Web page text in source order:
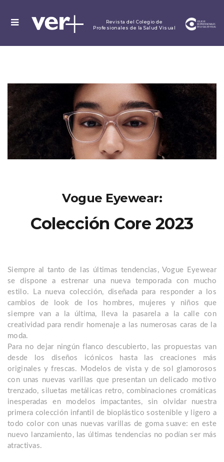
MENU
Revista del Colegio de
Profesionales de la Salud Visual
Vogue Eyewear:
Colección Core 2023
Siempre al tanto de las últimas tendencias, Vogue Eyewear
se dispone a estrenar una nueva temporada con mucho
estilo. La nueva colección, diseñada para responder a los
cambios de look de los hombres, mujeres y niños que
siempre van a la última, lleva la pasarela a la calle con
creatividad para rendir homenaje a las numerosas caras de la
moda.
Para no dejar ningún flanco descubierto, las propuestas van
desde los diseños icónicos hasta las creaciones más
originales y frescas. Modelos de vista y de sol glamorosos
con unas nuevas varillas que presentan un delicado motivo
trenzado, siluetas metálicas retro, combinaciones cromáticas
inesperadas en modelos impactantes, sin olvidar nuestra
primera colección infantil de bioplástico sostenible y ligero a
todo color con unas nuevas varillas de goma suave: en este
nuevo lanzamiento, las últimas tendencias no podían ser más
atractivas.